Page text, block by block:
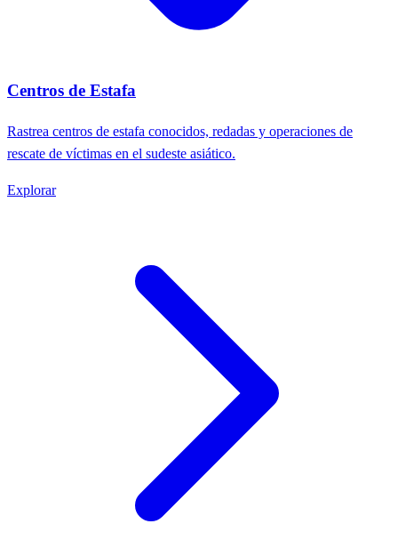
Centros de Estafa
Rastrea centros de estafa conocidos, redadas y operaciones de
rescate de víctimas en el sudeste asiático.
Explorar